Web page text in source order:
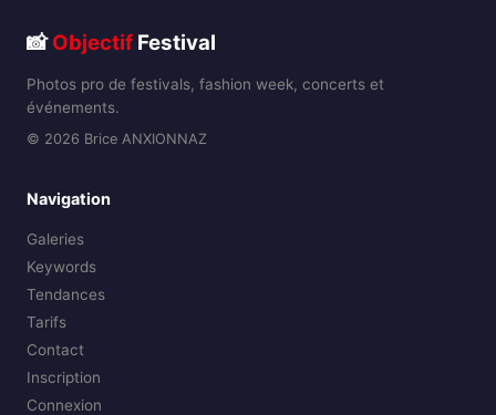
📸Objectif Festival
Photos pro de festivals, fashion week, concerts et
événements.
© 2026 Brice ANXIONNAZ
Navigation
Galeries
Keywords
Tendances
Tarifs
Contact
Inscription
Connexion